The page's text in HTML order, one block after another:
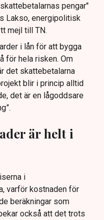
pengar"
Lakso, energipolitisk
mejl till TN.
i lån för att bygga
för hela risken. Om
det skattebetalarna
blir i princip alltid
det är en lågoddsare
är helt i
i
varför kostnaden för
beräkningar som
också att det trots